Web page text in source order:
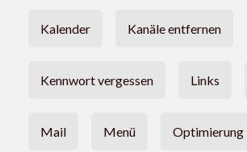
Kalender Kanäle entfernen
Kennwort vergessen Links
Mail Menü Optimierung